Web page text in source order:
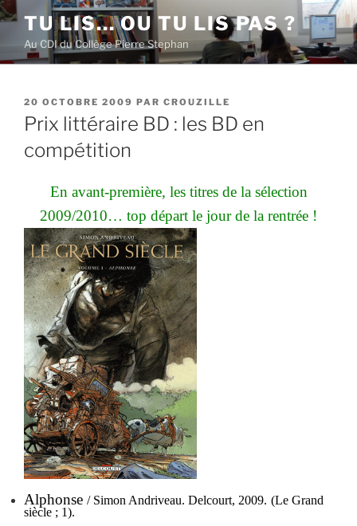
Aller
contenu
principal
TU LIS… OU TU LIS PAS ?
Au CDI du Collège Pierre Stephan
PUBLIÉ
LE
20 OCTOBRE 2009 PAR CROUZILLE
Prix littéraire BD : les BD en
compétition
En avant-première, les titres de la sélection
2009/2010… top départ le jour de la rentrée !
Alphonse / Simon Andriveau. Delcourt, 2009. (Le Grand
siècle ; 1).